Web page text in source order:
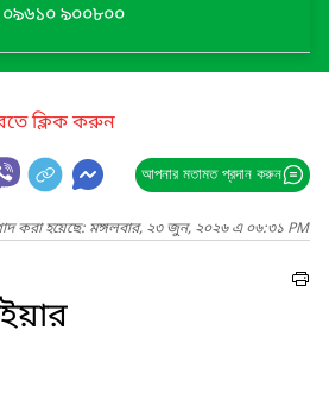
৯০০৮০০
ক্লিক করুন
আপনার মতামত প্রদান করুন
করা হয়েছে: মঙ্গলবার, ২৩ জুন, ২০২৬ এ ০৬:৩১ PM